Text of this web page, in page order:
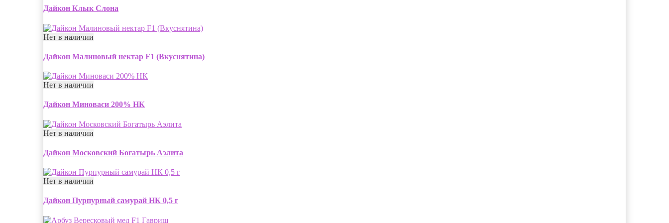
Дайкон Клык Слона
Нет в наличии
Дайкон Малиновый нектар F1 (Вкуснятина)
Нет в наличии
Дайкон Миноваси 200% НК
Нет в наличии
Дайкон Московский Богатырь Аэлита
Нет в наличии
Дайкон Пурпурный самурай НК 0,5 г